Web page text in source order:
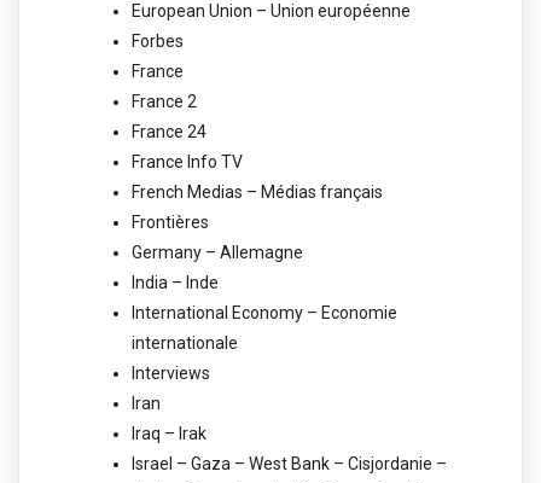
European Union – Union européenne
Forbes
France
France 2
France 24
France Info TV
French Medias – Médias français
Frontières
Germany – Allemagne
India – Inde
International Economy – Economie
internationale
Interviews
Iran
Iraq – Irak
Israel – Gaza – West Bank – Cisjordanie –